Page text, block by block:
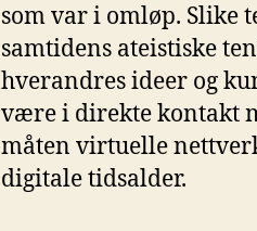
som var i omløp. Slike
samtidens ateistiske
hverandres ideer og
være i direkte kontakt
måten virtuelle
digitale tidsalder.